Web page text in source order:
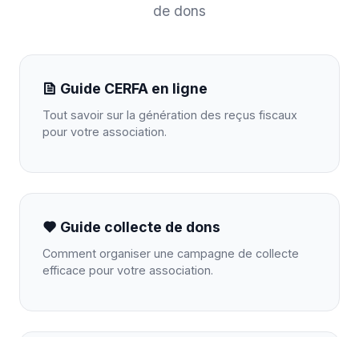
de dons
Guide CERFA en ligne
Tout savoir sur la génération des reçus fiscaux
pour votre association.
Guide collecte de dons
Comment organiser une campagne de collecte
efficace pour votre association.